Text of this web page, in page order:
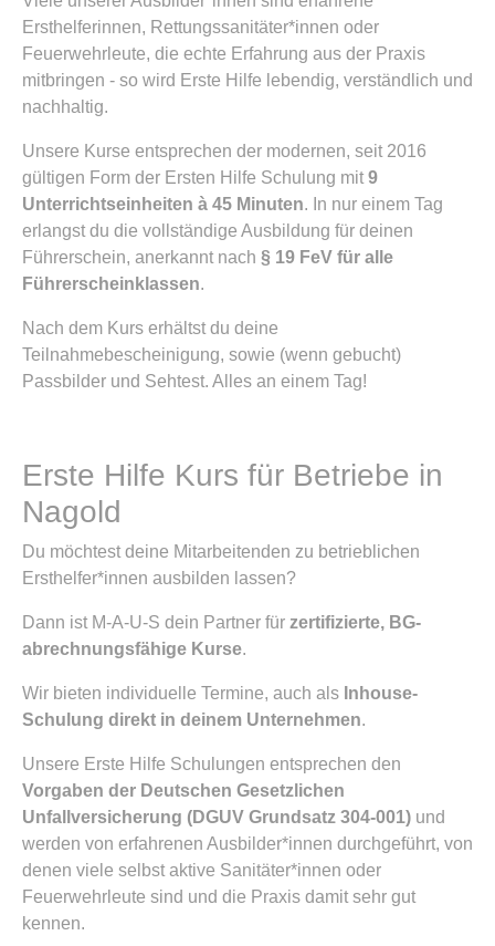
Ersthelferinnen, Rettungssanitäter*innen oder
Feuerwehrleute, die echte Erfahrung aus der Praxis
mitbringen - so wird Erste Hilfe lebendig, verständlich und
nachhaltig.
Unsere Kurse entsprechen der modernen, seit 2016
gültigen Form der Ersten Hilfe Schulung mit 9
Unterrichtseinheiten à 45 Minuten. In nur einem Tag
erlangst du die vollständige Ausbildung für deinen
Führerschein, anerkannt nach § 19 FeV für alle
Führerscheinklassen.
Nach dem Kurs erhältst du deine
Teilnahmebescheinigung, sowie (wenn gebucht)
Passbilder und Sehtest. Alles an einem Tag!
Erste Hilfe Kurs für Betriebe in
Nagold
Du möchtest deine Mitarbeitenden zu betrieblichen
Ersthelfer*innen ausbilden lassen?
Dann ist M-A-U-S dein Partner für zertifizierte, BG-
abrechnungsfähige Kurse.
Wir bieten individuelle Termine, auch als Inhouse-
Schulung direkt in deinem Unternehmen.
Unsere Erste Hilfe Schulungen entsprechen den
Vorgaben der Deutschen Gesetzlichen
Unfallversicherung (DGUV Grundsatz 304-001) und
werden von erfahrenen Ausbilder*innen durchgeführt, von
denen viele selbst aktive Sanitäter*innen oder
Feuerwehrleute sind und die Praxis damit sehr gut
kennen.